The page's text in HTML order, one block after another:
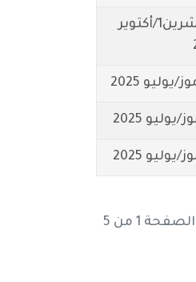
02 تشرين1/أكتوير
الصفحة 1 من 5